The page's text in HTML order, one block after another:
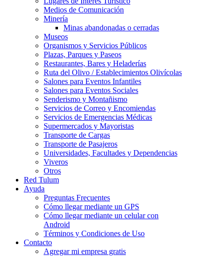
Medios de Comunicación
Minería
Minas abandonadas o cerradas
Museos
Organismos y Servicios Públicos
Plazas, Parques y Paseos
Restaurantes, Bares y Heladerías
Ruta del Olivo / Establecimientos Olivícolas
Salones para Eventos Infantiles
Salones para Eventos Sociales
Senderismo y Montañismo
Servicios de Correo y Encomiendas
Servicios de Emergencias Médicas
Supermercados y Mayoristas
Transporte de Cargas
Transporte de Pasajeros
Universidades, Facultades y Dependencias
Viveros
Otros
Red Tulum
Ayuda
Preguntas Frecuentes
Cómo llegar mediante un GPS
Cómo llegar mediante un celular con
Android
Términos y Condiciones de Uso
Contacto
Agregar mi empresa gratis